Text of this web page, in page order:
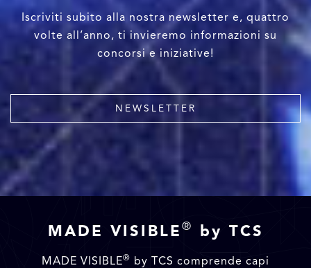
Iscriviti subito alla nostra newsletter e, quattro
volte all’anno, ti invieremo informazioni su
concorsi e iniziative!
NEWSLETTER
MADE VISIBLE ® by TCS
MADE VISIBLE® by TCS comprende capi